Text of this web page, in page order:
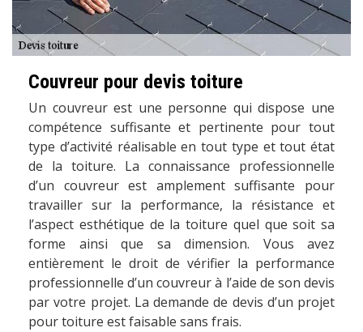
Couvreur pour devis toiture
Un couvreur est une personne qui dispose une
compétence suffisante et pertinente pour tout
type d’activité réalisable en tout type et tout état
de la toiture. La connaissance professionnelle
d’un couvreur est amplement suffisante pour
travailler sur la performance, la résistance et
l’aspect esthétique de la toiture quel que soit sa
forme ainsi que sa dimension. Vous avez
entièrement le droit de vérifier la performance
professionnelle d’un couvreur à l’aide de son devis
par votre projet. La demande de devis d’un projet
pour toiture est faisable sans frais.